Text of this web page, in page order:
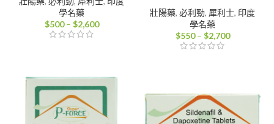
學名藥
$500 – $2,600價
到
$2,600
壯陽藥, 必利勁, 犀利士, 印度
學名藥
$550 – $2,700價
到